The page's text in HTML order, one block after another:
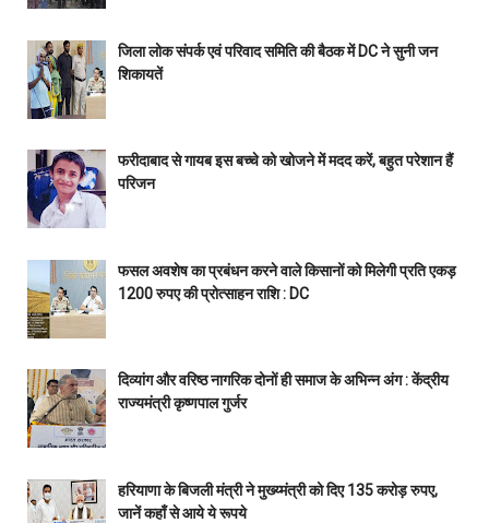
जिला लोक संपर्क एवं परिवाद समिति की बैठक में DC ने सुनी जन
शिकायतें
फरीदाबाद से गायब इस बच्चे को खोजने में मदद करें, बहुत परेशान हैं
परिजन
फसल अवशेष का प्रबंधन करने वाले किसानों को मिलेगी प्रति एकड़
1200 रुपए की प्रोत्साहन राशि : DC
दिव्यांग और वरिष्ठ नागरिक दोनों ही समाज के अभिन्न अंग : केंद्रीय
राज्यमंत्री कृष्णपाल गुर्जर
हरियाणा के बिजली मंत्री ने मुख्य्मंत्री को दिए 135 करोड़ रुपए,
जानें कहाँ से आये ये रूपये